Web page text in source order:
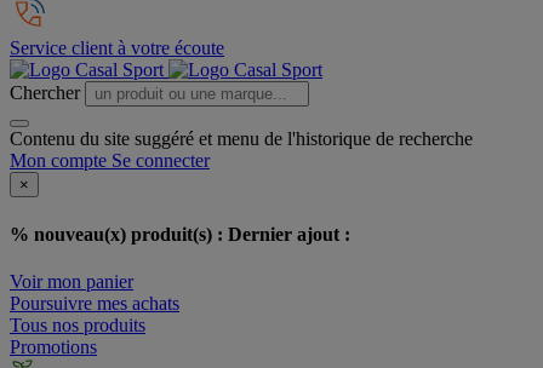
Service client à votre écoute
Chercher
Contenu du site suggéré et menu de l'historique de recherche
Mon compte Se connecter
×
% nouveau(x) produit(s) : Dernier ajout :
Voir mon panier
Poursuivre mes achats
Tous nos produits
Promotions